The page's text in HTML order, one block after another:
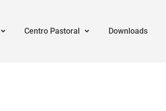
Centro Pastoral Downloads